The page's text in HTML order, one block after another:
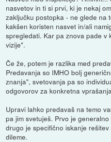
nasvetov in ti si prvi, ki je nekaj
zaključku postopka - ne glede na
kakšen koristen nasvet in/ali
spregledati. Kar pa znova pade v
vizije".
Če že, potem je razlika med
Predavanja so IMHO bolj
znanja", svetovanja pa so
odgovorov za konkretna
Upravi lahko predavaš na temo
pa jim svetuješ. Prvo je
drugo je specifično iskanje
dileme.